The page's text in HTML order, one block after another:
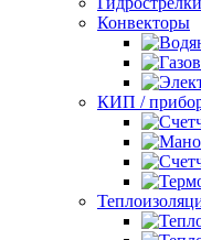
Конвекторы
КИП /